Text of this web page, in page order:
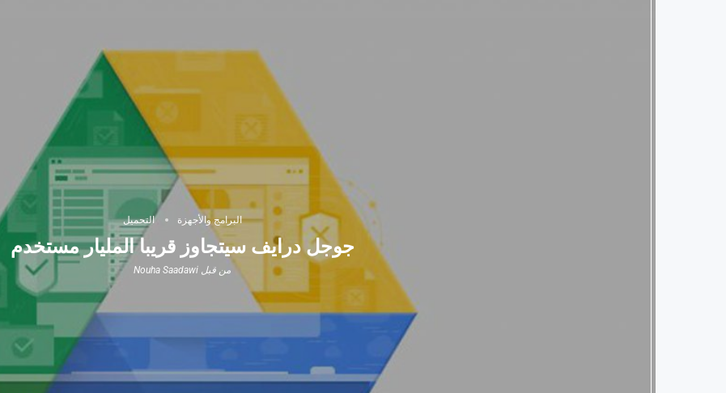
البرامج والأجهزة التحميل
جوجل درايف سيتجاوز قريبا المليار مستخدم
من قبل Nouha Saadawi